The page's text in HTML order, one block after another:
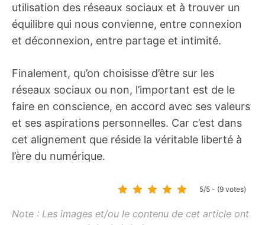
utilisation des réseaux sociaux et à trouver un
équilibre qui nous convienne, entre connexion
et déconnexion, entre partage et intimité.
Finalement, qu’on choisisse d’être sur les
réseaux sociaux ou non, l’important est de le
faire en conscience, en accord avec ses valeurs
et ses aspirations personnelles. Car c’est dans
cet alignement que réside la véritable liberté à
l’ère du numérique.
5/5 - (9 votes)